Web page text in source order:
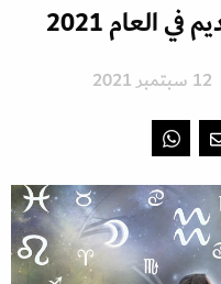
العام 2021
12 سبتمبر 2021